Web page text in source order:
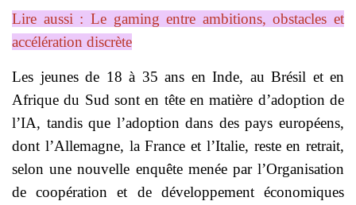
Lire aussi : Le gaming entre ambitions, obstacles et
accélération discrète
Les jeunes de 18 à 35 ans en Inde, au Brésil et en
Afrique du Sud sont en tête en matière d’adoption de
l’IA, tandis que l’adoption dans des pays européens,
dont l’Allemagne, la France et l’Italie, reste en retrait,
selon une nouvelle enquête menée par l’Organisation
de coopération et de développement économiques